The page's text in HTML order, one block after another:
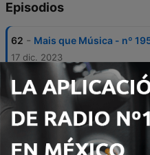
Episodios
62 - Mais que Música - nº
17 dic. 2023
- Mais que Música - nº
03 dic. 2023
60 - Algo mais - nº 101 - 01/
01 dic. 2023